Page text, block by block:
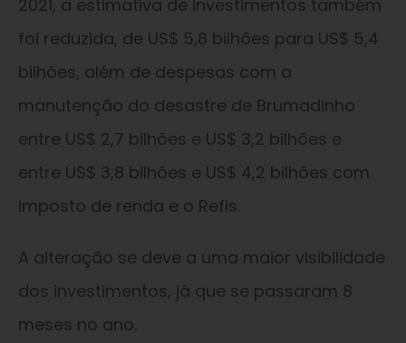
2021, a estimativa de investimentos também
foi reduzida, de US$ 5,8 bilhões para US$ 5,4
bilhões, além de despesas com a
manutenção do desastre de Brumadinho
entre US$ 2,7 bilhões e US$ 3,2 bilhões e
entre US$ 3,8 bilhões e US$ 4,2 bilhões com
imposto de renda e o Refis.
A alteração se deve a uma maior visibilidade
dos investimentos, já que se passaram 8
meses no ano.